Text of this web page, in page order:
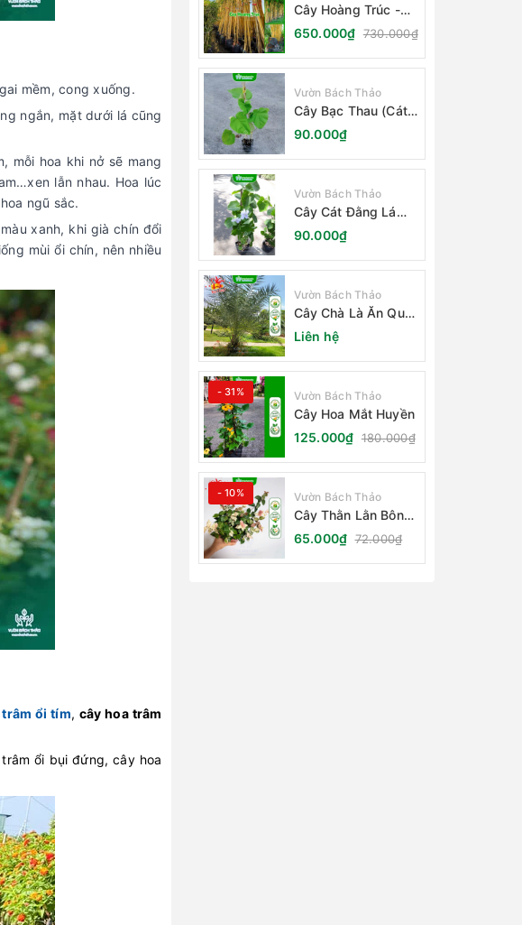
mềm, cong xuống.
ngắn, mặt dưới lá cũng
mỗi hoa khi nở sẽ mang
lẫn nhau. Hoa lúc
ngũ sắc.
xanh, khi già chín đổi
mùi ổi chín, nên nhiều
trâm ổi tím, cây hoa trâm
ổi bụi đứng, cây hoa
Cây Hoàng Trúc -
Schizostachyum
Brachycladum Yello
650.000₫ 730.000₫
Vườn Bách Thảo
Cây Bạc Thau (Cát
Đằng Lá Lớn)
90.000₫
Vườn Bách Thảo
Cây Cát Đằng Lá
Nhỏ
90.000₫
Vườn Bách Thảo
Cây Chà Là Ăn Quả
Barhee Trồng Sân
Vườn
Liên hệ
- 31% Vườn Bách Thảo
Cây Hoa Mắt Huyền
125.000₫ 180.000₫
- 10% Vườn Bách Thảo
Cây Thằn Lằn Bông
(Vảy Ốc Cẩm Thạch)
65.000₫ 72.000₫